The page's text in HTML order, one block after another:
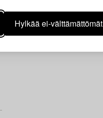
Hylkää ei-välttämättömät